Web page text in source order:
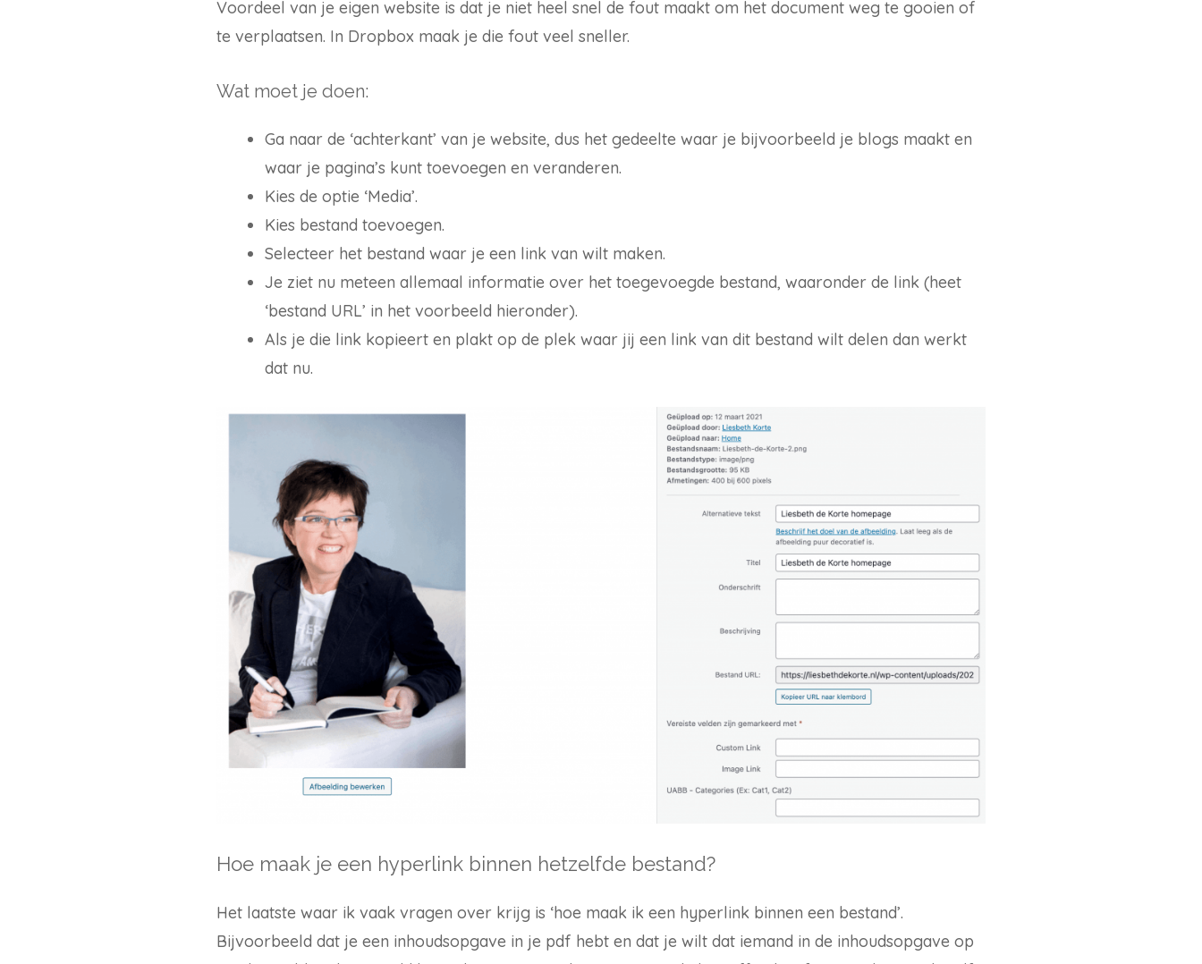
Voordeel van je eigen website is dat je niet heel snel de fout maakt om het document weg te gooien of
te verplaatsen. In Dropbox maak je die fout veel sneller.
Wat moet je doen:
Ga naar de ‘achterkant’ van je website, dus het gedeelte waar je bijvoorbeeld je blogs maakt en
waar je pagina’s kunt toevoegen en veranderen.
Kies de optie ‘Media’.
Kies bestand toevoegen.
Selecteer het bestand waar je een link van wilt maken.
Je ziet nu meteen allemaal informatie over het toegevoegde bestand, waaronder de link (heet
‘bestand URL’ in het voorbeeld hieronder).
Als je die link kopieert en plakt op de plek waar jij een link van dit bestand wilt delen dan werkt
dat nu.
Hoe maak je een hyperlink binnen hetzelfde bestand?
Het laatste waar ik vaak vragen over krijg is ‘hoe maak ik een hyperlink binnen een bestand’.
Bijvoorbeeld dat je een inhoudsopgave in je pdf hebt en dat je wilt dat iemand in de inhoudsopgave op